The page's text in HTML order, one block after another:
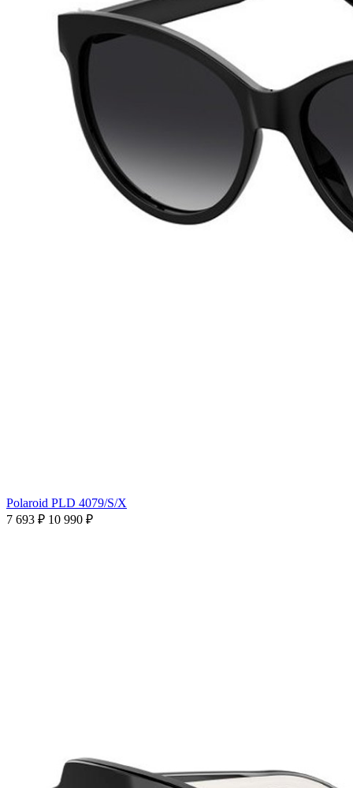
Polaroid PLD 4079/S/X
7 693 ₽ 10 990 ₽